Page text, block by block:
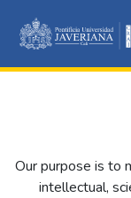
Our purpose is to
intellectual,